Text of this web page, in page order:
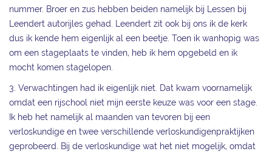
nummer. Broer en zus hebben beiden namelijk bij Lessen bij
Leendert autorijles gehad. Leendert zit ook bij ons ik de kerk
dus ik kende hem eigenlijk al een beetje. Toen ik wanhopig was
om een stageplaats te vinden, heb ik hem opgebeld en ik
mocht komen stagelopen.
3. Verwachtingen had ik eigenlijk niet. Dat kwam voornamelijk
omdat een rijschool niet mijn eerste keuze was voor een stage.
Ik heb het namelijk al maanden van tevoren bij een
verloskundige en twee verschillende verloskundigenpraktijken
geprobeerd. Bij de verloskundige wat het niet mogelijk, omdat